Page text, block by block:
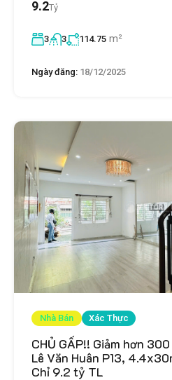
9.2Tỷ
3 3 114.75 m²
Ngày đăng: 18/12/2025
Nhà Bán Xác Thực
CHỦ GẤP!! Giảm hơn
Lê Văn Huân P13,
Chỉ 9.2 tỷ TL